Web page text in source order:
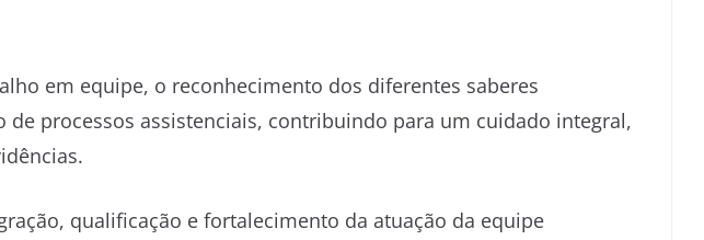
em equipe, o reconhecimento dos diferentes saberes
de processos assistenciais, contribuindo para um cuidado integral,
qualificação e fortalecimento da atuação da equipe